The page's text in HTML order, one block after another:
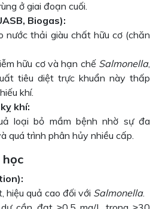
ở giai đoạn cuối.
Biogas):
nước thải giàu chất hữu cơ (chăn
hữu cơ và hạn chế Salmonella,
tiêu diệt trực khuẩn này thấp
khí.
khí:
loại bỏ mầm bệnh nhờ sự đa
quá trình phân hủy nhiều cấp.
hiệu quả cao đối với Salmonella.